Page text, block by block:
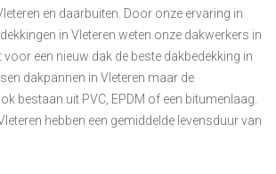
en daarbuiten. Door onze ervaring in
in Vleteren weten onze dakwerkers in
een nieuw dak de beste dakbedekking in
dakpannen in Vleteren maar de
bestaan uit PVC, EPDM of een bitumenlaag.
hebben een gemiddelde levensduur van